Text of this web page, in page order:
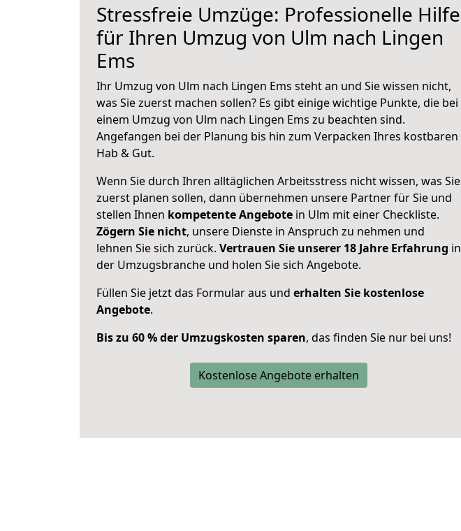
Stressfreie Umzüge: Professionelle Hilfe
für Ihren Umzug von Ulm nach Lingen
Ems
Ihr Umzug von Ulm nach Lingen Ems steht an und Sie wissen nicht,
was Sie zuerst machen sollen? Es gibt einige wichtige Punkte, die bei
einem Umzug von Ulm nach Lingen Ems zu beachten sind.
Angefangen bei der Planung bis hin zum Verpacken Ihres kostbaren
Hab & Gut.
Wenn Sie durch Ihren alltäglichen Arbeitsstress nicht wissen, was Sie
zuerst planen sollen, dann übernehmen unsere Partner für Sie und
stellen Ihnen kompetente Angebote in Ulm mit einer Checkliste.
Zögern Sie nicht, unsere Dienste in Anspruch zu nehmen und
lehnen Sie sich zurück. Vertrauen Sie unserer 18 Jahre Erfahrung in
der Umzugsbranche und holen Sie sich Angebote.
Füllen Sie jetzt das Formular aus und erhalten Sie kostenlose
Angebote.
Bis zu 60 % der Umzugskosten sparen, das finden Sie nur bei uns!
Kostenlose Angebote erhalten